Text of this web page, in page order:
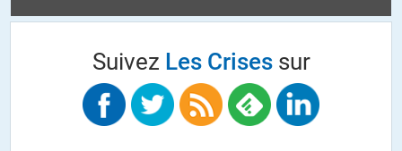
L’audience tout simplement, il faut permettre au plus grand nombre
d’y accéder afin que l’information ne reste pas confiné sur des sites
certes méritant mais quasi peu connu et peu fréquenté par la
Suivez Les Crisessur